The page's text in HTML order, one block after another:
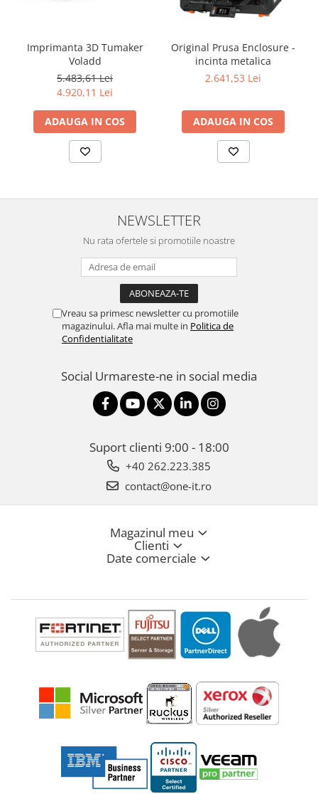
Imprimanta 3D Tumaker
Voladd
5.483,61 Lei
4.920,11 Lei
ADAUGA IN COS
Original Prusa Enclosure -
incinta metalica
2.641,53 Lei
ADAUGA IN COS
NEWSLETTER
Nu rata ofertele si promotiile noastre
Vreau sa primesc newsletter cu promotiile
magazinului. Afla mai multe in Politica de
Confidentialitate
Social Urmareste-ne in social media
Suport clienti 9:00 - 18:00
+40 262.223.385
contact@one-it.ro
Magazinul meu
Clienti
Date comerciale